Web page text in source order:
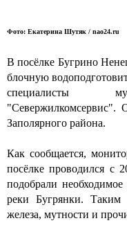
Фото: Екатерина Шутяк / nao24.ru
В посёлке Бугрино
блочную
специалисты
"Севержилкомсервис".
Заполярного района.
Как сообщается,
посёлке проводился с
подобрали
реки Бугрянки. Таким
железа, мутности и